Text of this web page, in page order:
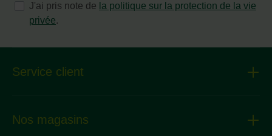
J'ai pris note de la politique sur la protection de la vie
privée.
Service client
Nos magasins